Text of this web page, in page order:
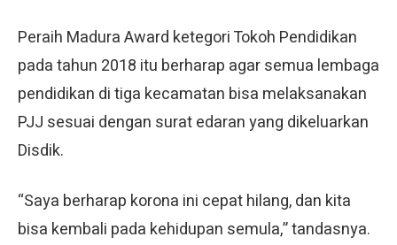
Peraih Madura Award ketegori Tokoh Pendidikan
pada tahun 2018 itu berharap agar semua lembaga
pendidikan di tiga kecamatan bisa melaksanakan
PJJ sesuai dengan surat edaran yang dikeluarkan
Disdik.
“Saya berharap korona ini cepat hilang, dan kita
bisa kembali pada kehidupan semula,” tandasnya.